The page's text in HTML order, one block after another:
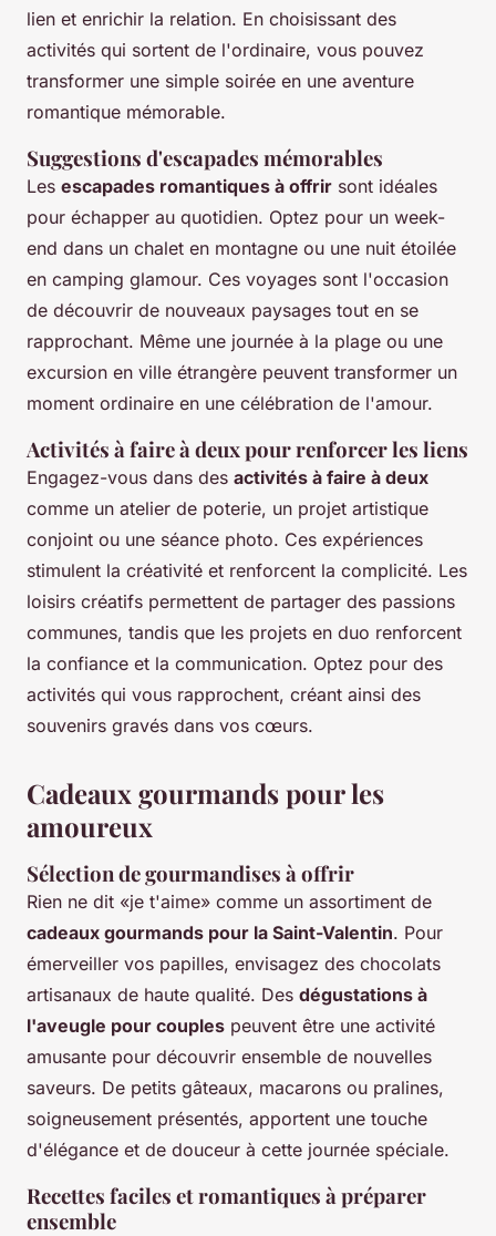
lien et enrichir la relation. En choisissant des
activités qui sortent de l'ordinaire, vous pouvez
transformer une simple soirée en une aventure
romantique mémorable.
Suggestions d'escapades mémorables
Les escapades romantiques à offrir sont idéales
pour échapper au quotidien. Optez pour un week-
end dans un chalet en montagne ou une nuit étoilée
en camping glamour. Ces voyages sont l'occasion
de découvrir de nouveaux paysages tout en se
rapprochant. Même une journée à la plage ou une
excursion en ville étrangère peuvent transformer un
moment ordinaire en une célébration de l'amour.
Activités à faire à deux pour renforcer les liens
Engagez-vous dans des activités à faire à deux
comme un atelier de poterie, un projet artistique
conjoint ou une séance photo. Ces expériences
stimulent la créativité et renforcent la complicité. Les
loisirs créatifs permettent de partager des passions
communes, tandis que les projets en duo renforcent
la confiance et la communication. Optez pour des
activités qui vous rapprochent, créant ainsi des
souvenirs gravés dans vos cœurs.
Cadeaux gourmands pour les
amoureux
Sélection de gourmandises à offrir
Rien ne dit «je t'aime» comme un assortiment de
cadeaux gourmands pour la Saint-Valentin. Pour
émerveiller vos papilles, envisagez des chocolats
artisanaux de haute qualité. Des dégustations à
l'aveugle pour couples peuvent être une activité
amusante pour découvrir ensemble de nouvelles
saveurs. De petits gâteaux, macarons ou pralines,
soigneusement présentés, apportent une touche
d'élégance et de douceur à cette journée spéciale.
Recettes faciles et romantiques à préparer
ensemble